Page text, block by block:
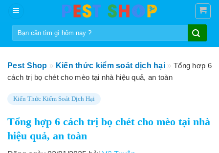
content
Tìm
kiếm:
Pest Shop » Kiến thức kiểm soát dịch hại » Tổng hợp 6
cách trị bọ chét cho mèo tại nhà hiệu quả, an toàn
Kiến Thức Kiểm Soát Dịch Hại
Tổng hợp 6 cách trị bọ chét cho mèo tại nhà
hiệu quả, an toàn